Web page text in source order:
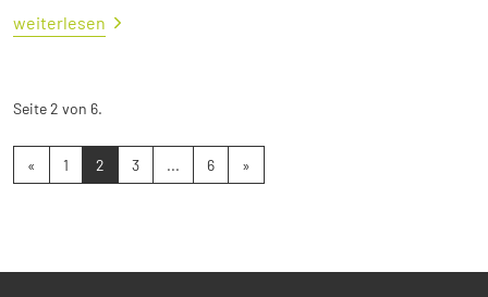
weiterlesen
Seite 2 von 6.
« 1 2 3 ... 6 »